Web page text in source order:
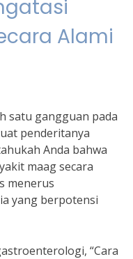
Alami
satu gangguan pada
penderitanya
Anda bahwa
maag secara
menerus
yang berpotensi
“Cara